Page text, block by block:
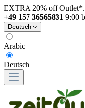
EXTRA 20% off
+49 157 36565831 9:00
Deutsch
Arabic
Deutsch